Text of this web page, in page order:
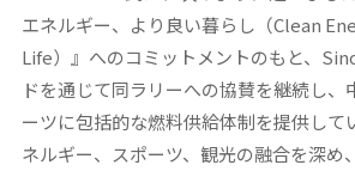
エネルギー、より良い暮らし（Clean
Life）』へのコミットメントのもと、
ドを通じて同ラリーへの協賛を継続し、
ーツに包括的な燃料供給体制を提供して
ネルギー、スポーツ、観光の融合を深め